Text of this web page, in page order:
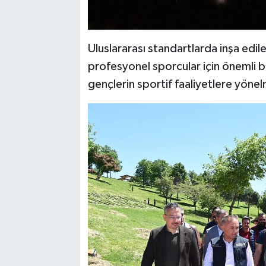
Uluslararası standartlarda inşa
profesyonel sporcular için önemli
gençlerin sportif faaliyetlere